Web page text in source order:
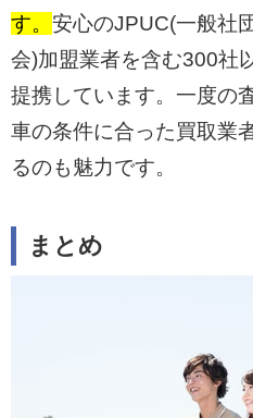
す。 安心のJPUC(一般社
会)加盟業者を含む300社
提携しています。一度の
車の条件に合った買取業
るのも魅力です。
まとめ